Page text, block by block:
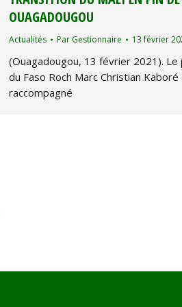
OUAGADOUGOU
Actualités Par Gestionnaire 13 février
(Ouagadougou, 13 février 2021).
du Faso Roch Marc Christian Kaboré
raccompagné